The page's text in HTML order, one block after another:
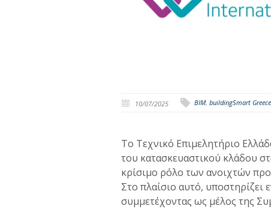
10/07/2025 BIM, buildingSmart Greece
Το Τεχνικό Επιμελητήριο
του κατασκευαστικού κλάδου
κρίσιμο ρόλο των ανοιχτών
Στο πλαίσιο αυτό,
συμμετέχοντας ως μέλος της